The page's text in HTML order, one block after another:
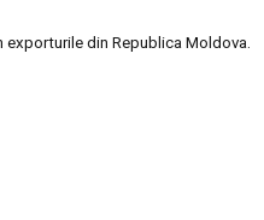
din Republica Moldova.